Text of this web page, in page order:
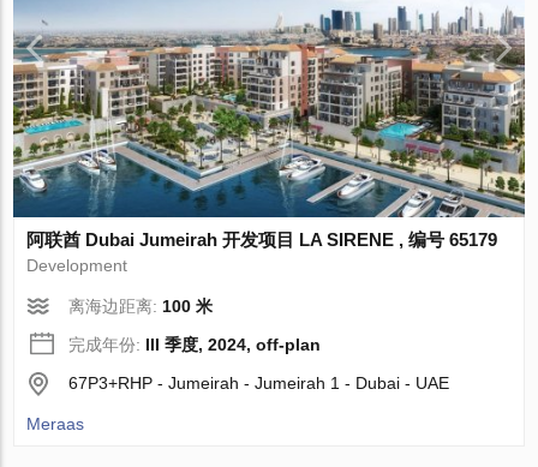
阿联酋 Dubai Jumeirah 开发项目 LA SIRENE , 编号 65179
Development
离海边距离: 100 米
完成年份: III 季度, 2024, off-plan
67P3+RHP - Jumeirah - Jumeirah 1 - Dubai - UAE
Meraas